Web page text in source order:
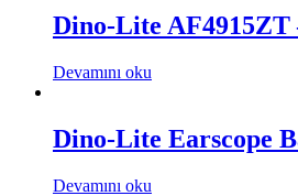
Dino-Lite
Devamını oku
Dino-Lite Earscope
Devamını oku